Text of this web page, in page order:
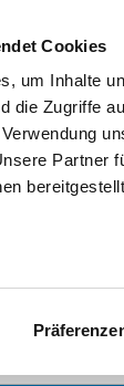
Cookies
um Inhalte
die Zugriffe
Partner
SUCHEN
IHRE